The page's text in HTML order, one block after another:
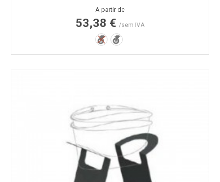
Preço
A partir de
53,38 € /sem IVA
NãoSim